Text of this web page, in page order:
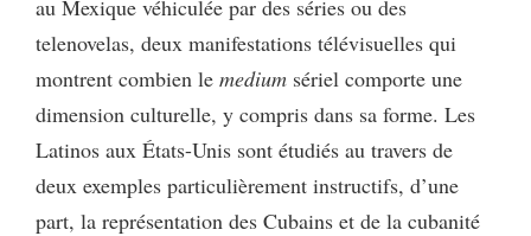
au Mexique véhiculée par des séries ou des
telenovelas, deux manifestations télévisuelles qui
montrent combien le medium sériel comporte une
dimension culturelle, y compris dans sa forme. Les
Latinos aux États-Unis sont étudiés au travers de
deux exemples particulièrement instructifs, d’une
part, la représentation des Cubains et de la cubanité